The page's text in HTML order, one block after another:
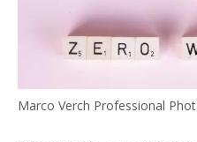
Marco Verch Professional